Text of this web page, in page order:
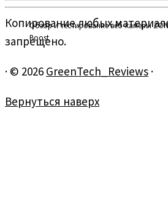
Обзор и тестирование веб-камеры
Boost
Копирование любых
запрещено.
· © 2026 GreenTech_Reviews ·
Вернуться наверх